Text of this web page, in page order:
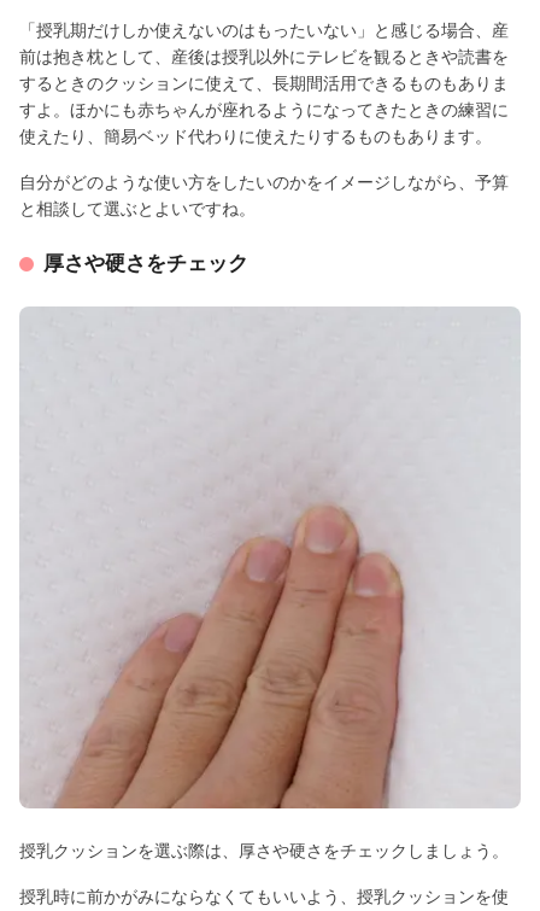
「授乳期だけしか使えないのはもったいない」と感じる場合、産
前は抱き枕として、産後は授乳以外にテレビを観るときや読書を
するときのクッションに使えて、長期間活用できるものもありま
すよ。ほかにも赤ちゃんが座れるようになってきたときの練習に
使えたり、簡易ベッド代わりに使えたりするものもあります。
自分がどのような使い方をしたいのかをイメージしながら、予算
と相談して選ぶとよいですね。
厚さや硬さをチェック
授乳クッションを選ぶ際は、厚さや硬さをチェックしましょう。
授乳時に前かがみにならなくてもいいよう、授乳クッションを使